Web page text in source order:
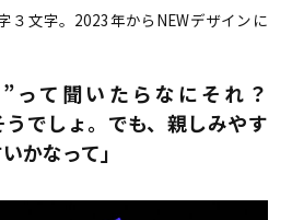
３文字。2023年からNEWデザインに
って聞いたらなにそれ？
でしょ。でも、親しみやす
かなって」